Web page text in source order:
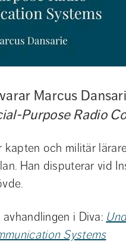
Marcus
Purpose Radio
kapten och militär
Han disputerar vid
i Diva:
Systems